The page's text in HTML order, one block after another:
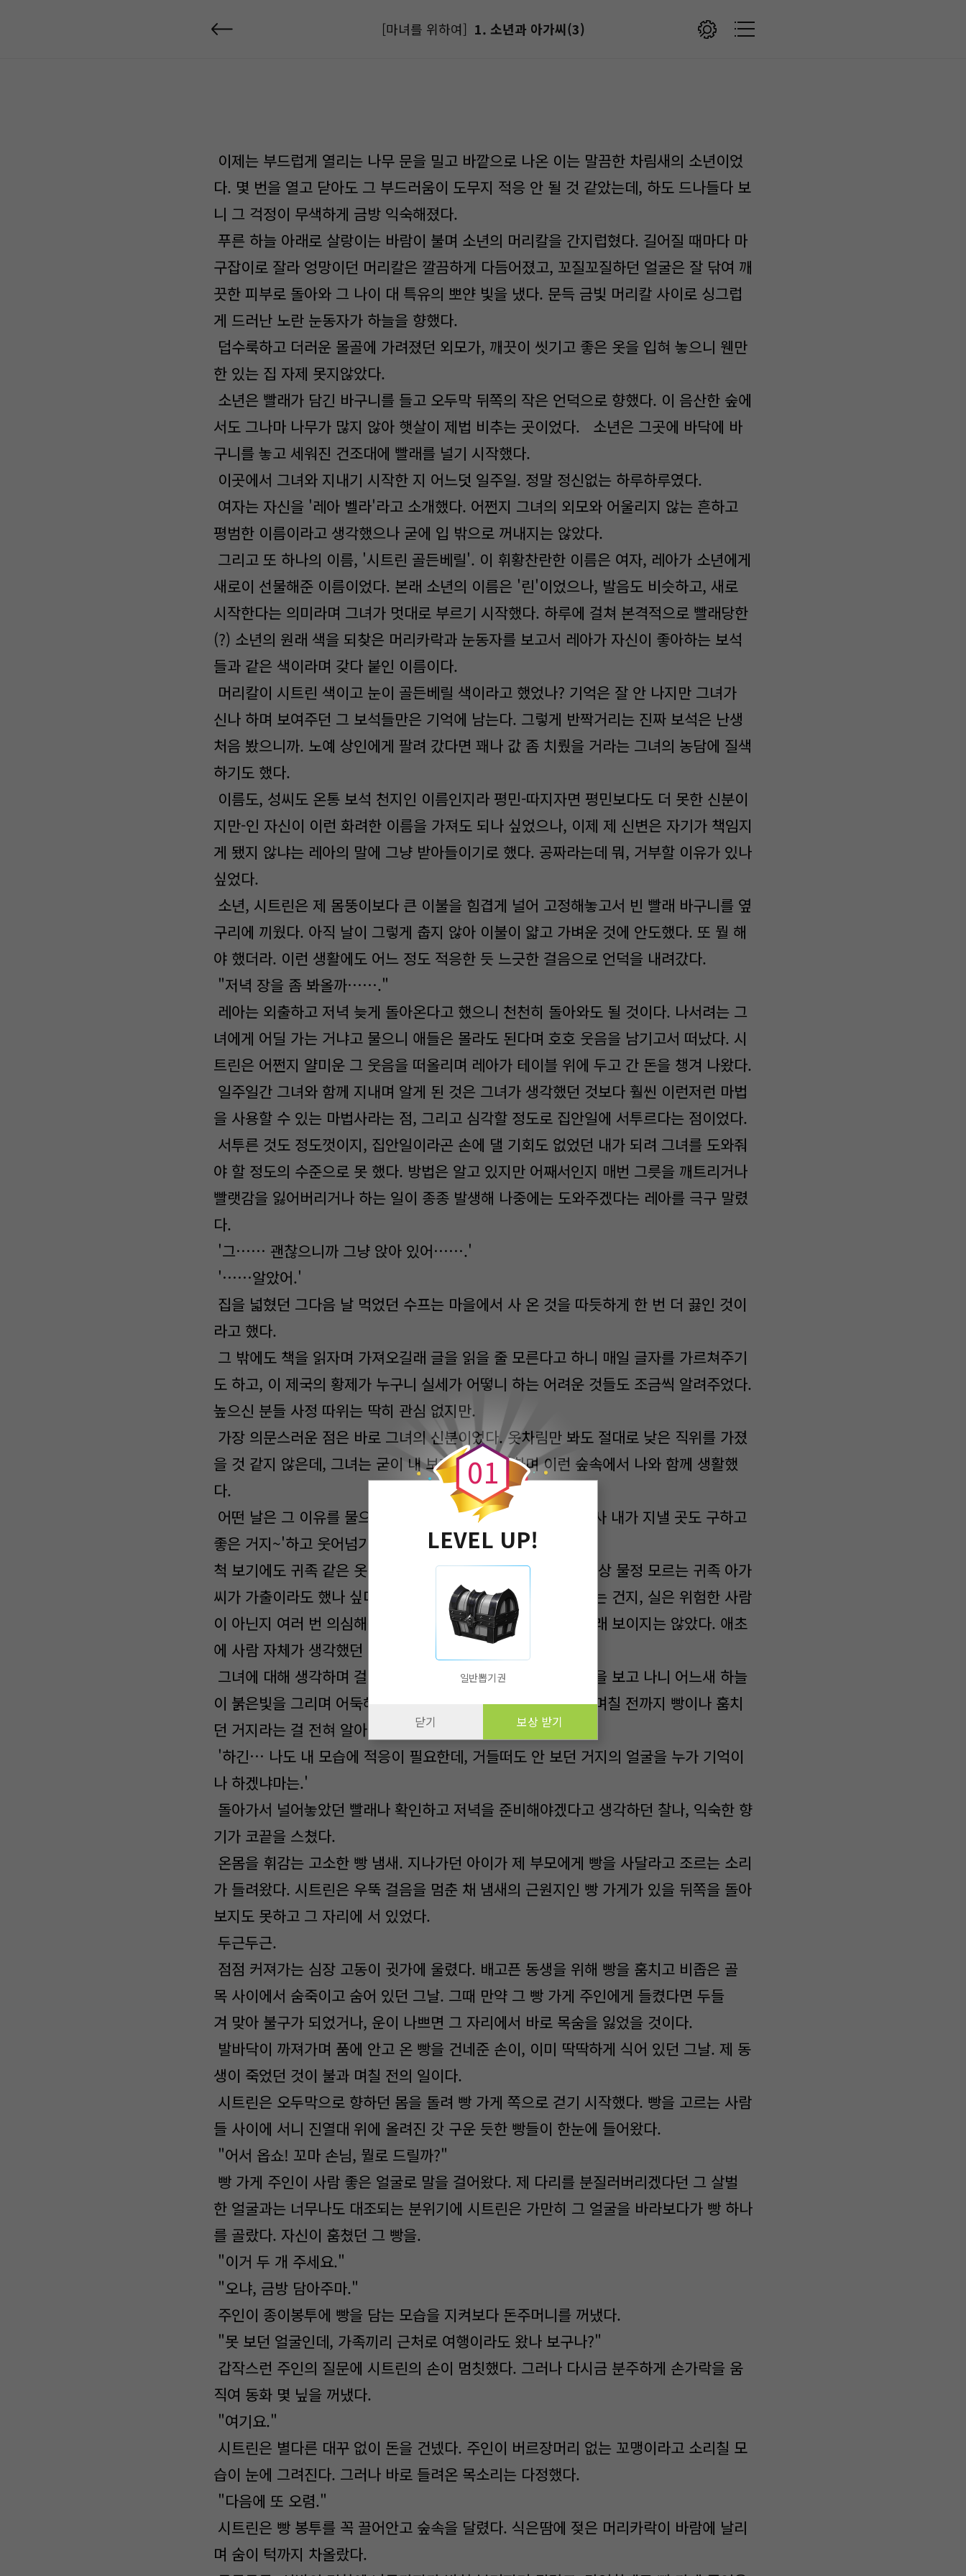
[마녀를 위하여] 1. 소년과 아가씨(3)
이제는 부드럽게 열리는 나무 문을 밀고 바깥으로 나온 이는 말끔한 차림새의 소년이었
다. 몇 번을 열고 닫아도 그 부드러움이 도무지 적응 안 될 것 같았는데, 하도 드나들다 보
니 그 걱정이 무색하게 금방 익숙해졌다.
푸른 하늘 아래로 살랑이는 바람이 불며 소년의 머리칼을 간지럽혔다. 길어질 때마다 마
구잡이로 잘라 엉망이던 머리칼은 깔끔하게 다듬어졌고, 꼬질꼬질하던 얼굴은 잘 닦여 깨
끗한 피부로 돌아와 그 나이 대 특유의 뽀얀 빛을 냈다. 문득 금빛 머리칼 사이로 싱그럽
게 드러난 노란 눈동자가 하늘을 향했다.
덥수룩하고 더러운 몰골에 가려졌던 외모가, 깨끗이 씻기고 좋은 옷을 입혀 놓으니 웬만
한 있는 집 자제 못지않았다.
소년은 빨래가 담긴 바구니를 들고 오두막 뒤쪽의 작은 언덕으로 향했다. 이 음산한 숲에
서도 그나마 나무가 많지 않아 햇살이 제법 비추는 곳이었다. 소년은 그곳에 바닥에 바
구니를 놓고 세워진 건조대에 빨래를 널기 시작했다.
이곳에서 그녀와 지내기 시작한 지 어느덧 일주일. 정말 정신없는 하루하루였다.
여자는 자신을 '레아 벨라'라고 소개했다. 어쩐지 그녀의 외모와 어울리지 않는 흔하고
평범한 이름이라고 생각했으나 굳에 입 밖으로 꺼내지는 않았다.
그리고 또 하나의 이름, '시트린 골든베릴'. 이 휘황찬란한 이름은 여자, 레아가 소년에게
새로이 선물해준 이름이었다. 본래 소년의 이름은 '린'이었으나, 발음도 비슷하고, 새로
시작한다는 의미라며 그녀가 멋대로 부르기 시작했다. 하루에 걸쳐 본격적으로 빨래당한
(?) 소년의 원래 색을 되찾은 머리카락과 눈동자를 보고서 레아가 자신이 좋아하는 보석
들과 같은 색이라며 갖다 붙인 이름이다.
머리칼이 시트린 색이고 눈이 골든베릴 색이라고 했었나? 기억은 잘 안 나지만 그녀가
신나 하며 보여주던 그 보석들만은 기억에 남는다. 그렇게 반짝거리는 진짜 보석은 난생
처음 봤으니까. 노예 상인에게 팔려 갔다면 꽤나 값 좀 치뤘을 거라는 그녀의 농담에 질색
하기도 했다.
이름도, 성씨도 온통 보석 천지인 이름인지라 평민-따지자면 평민보다도 더 못한 신분이
지만-인 자신이 이런 화려한 이름을 가져도 되나 싶었으나, 이제 제 신변은 자기가 책임지
게 됐지 않냐는 레아의 말에 그냥 받아들이기로 했다. 공짜라는데 뭐, 거부할 이유가 있나
싶었다.
소년, 시트린은 제 몸뚱이보다 큰 이불을 힘겹게 널어 고정해놓고서 빈 빨래 바구니를 옆
구리에 끼웠다. 아직 날이 그렇게 춥지 않아 이불이 얇고 가벼운 것에 안도했다. 또 뭘 해
야 했더라. 이런 생활에도 어느 정도 적응한 듯 느긋한 걸음으로 언덕을 내려갔다.
"저녁 장을 좀 봐올까……."
레아는 외출하고 저녁 늦게 돌아온다고 했으니 천천히 돌아와도 될 것이다. 나서려는 그
녀에게 어딜 가는 거냐고 물으니 애들은 몰라도 된다며 호호 웃음을 남기고서 떠났다. 시
트린은 어쩐지 얄미운 그 웃음을 떠올리며 레아가 테이블 위에 두고 간 돈을 챙겨 나왔다.
일주일간 그녀와 함께 지내며 알게 된 것은 그녀가 생각했던 것보다 훨씬 이런저런 마법
을 사용할 수 있는 마법사라는 점, 그리고 심각할 정도로 집안일에 서투르다는 점이었다.
서투른 것도 정도껏이지, 집안일이라곤 손에 댈 기회도 없었던 내가 되려 그녀를 도와줘
야 할 정도의 수준으로 못 했다. 방법은 알고 있지만 어째서인지 매번 그릇을 깨트리거나
빨랫감을 잃어버리거나 하는 일이 종종 발생해 나중에는 도와주겠다는 레아를 극구 말렸
다.
'그…… 괜찮으니까 그냥 앉아 있어…….'
'……알았어.'
집을 넓혔던 그다음 날 먹었던 수프는 마을에서 사 온 것을 따듯하게 한 번 더 끓인 것이
라고 했다.
그 밖에도 책을 읽자며 가져오길래 글을 읽을 줄 모른다고 하니 매일 글자를 가르쳐주기
도 하고, 이 제국의 황제가 누구니 실세가 어떻니 하는 어려운 것들도 조금씩 알려주었다.
높으신 분들 사정 따위는 딱히 관심 없지만​.
가장 의문스러운 점은 바로 그녀의 신분이었다. 옷차림만 봐도 절대로 낮은 직위를 가졌
을 것 같지 않은데, 그녀는 굳이 내 보호자를 자처하며 이런 숲속에서 나와 함께 생활했
다.
어떤 날은 그 이유를 물으니, 실은 자신도 집이 없다며 '겸사겸사 내가 지낼 곳도 구하고
좋은 거지~'하고 웃어넘기는 것이었다.
척 보기에도 귀족 같은 옷차림을 하고서 집이 없다는 걸 보면 세상 물정 모르는 귀족 아가
씨가 가출이라도 했나 싶다. 아니면 혹시 누군가에게 쫓기고 있는 건지, 실은 위험한 사람
이 아닌지 여러 번 의심해봤지만 지난 일주일간 보기에 딱히 그래 보이지는 않았다. 애초
에 사람 자체가 생각했던 것보다도 훨씬…….
그녀에 대해 생각하며 걸어 도착한 마을에서 적당히 필요한 장을 보고 나니 어느새 하늘
이 붉은빛을 그리며 어둑해지기 시작했다. 마을 사람들은 내가 며칠 전까지 빵이나 훔치
던 거지라는 걸 전혀 알아보지 못했다.
'하긴… 나도 내 모습에 적응이 필요한데, 거들떠도 안 보던 거지의 얼굴을 누가 기억이
나 하겠냐마는.'
돌아가서 널어놓았던 빨래나 확인하고 저녁을 준비해야겠다고 생각하던 찰나, 익숙한 향
기가 코끝을 스쳤다.
온몸을 휘감는 고소한 빵 냄새. 지나가던 아이가 제 부모에게 빵을 사달라고 조르는 소리
가 들려왔다. 시트린은 우뚝 걸음을 멈춘 채 냄새의 근원지인 빵 가게가 있을 뒤쪽을 돌아
보지도 못하고 그 자리에 서 있었다.
두근두근.
점점 커져가는 심장 고동이 귓가에 울렸다. 배고픈 동생을 위해 빵을 훔치고 비좁은 골
목 사이에서 숨죽이고 숨어 있던 그날. 그때 만약 그 빵 가게 주인에게 들켰다면 두들
겨 맞아 불구가 되었거나, 운이 나쁘면 그 자리에서 바로 목숨을 잃었을 것이다.
발바닥이 까져가며 품에 안고 온 빵을 건네준 손이, 이미 딱딱하게 식어 있던 그날. 제 동
생이 죽었던 것이 불과 며칠 전의 일이다.
시트린은 오두막으로 향하던 몸을 돌려 빵 가게 쪽으로 걷기 시작했다. 빵을 고르는 사람
들 사이에 서니 진열대 위에 올려진 갓 구운 듯한 빵들이 한눈에 들어왔다.
"어서 옵쇼! 꼬마 손님, 뭘로 드릴까?"
빵 가게 주인이 사람 좋은 얼굴로 말을 걸어왔다. 제 다리를 분질러버리겠다던 그 살벌
한 얼굴과는 너무나도 대조되는 분위기에 시트린은 가만히 그 얼굴을 바라보다가 빵 하나
를 골랐다. 자신이 훔쳤던 그 빵을.
"이거 두 개 주세요."
"오냐, 금방 담아주마."
주인이 종이봉투에 빵을 담는 모습을 지켜보다 돈주머니를 꺼냈다.
"못 보던 얼굴인데, 가족끼리 근처로 여행이라도 왔나 보구나?"
갑작스런 주인의 질문에 시트린의 손이 멈칫했다. 그러나 다시금 분주하게 손가락을 움
직여 동화 몇 닢을 꺼냈다.
"여기요."
시트린은 별다른 대꾸 없이 돈을 건넸다. 주인이 버르장머리 없는 꼬맹이라고 소리칠 모
습이 눈에 그려진다. 그러나 바로 들려온 목소리는 다정했다.
"다음에 또 오렴."
시트린은 빵 봉투를 꼭 끌어안고 숲속을 달렸다. 식은땀에 젖은 머리카락이 바람에 날리
며 숨이 턱까지 차올랐다.
0
0
1
LEVEL UP!
일반뽑기권
닫기 보상 받기